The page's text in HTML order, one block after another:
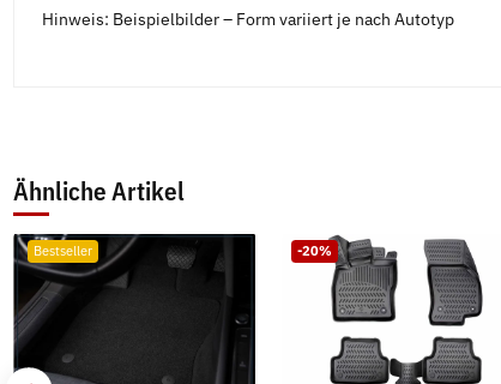
Hinweis: Beispielbilder – Form variiert je nach Autotyp
Ähnliche Artikel
Bestseller -20%